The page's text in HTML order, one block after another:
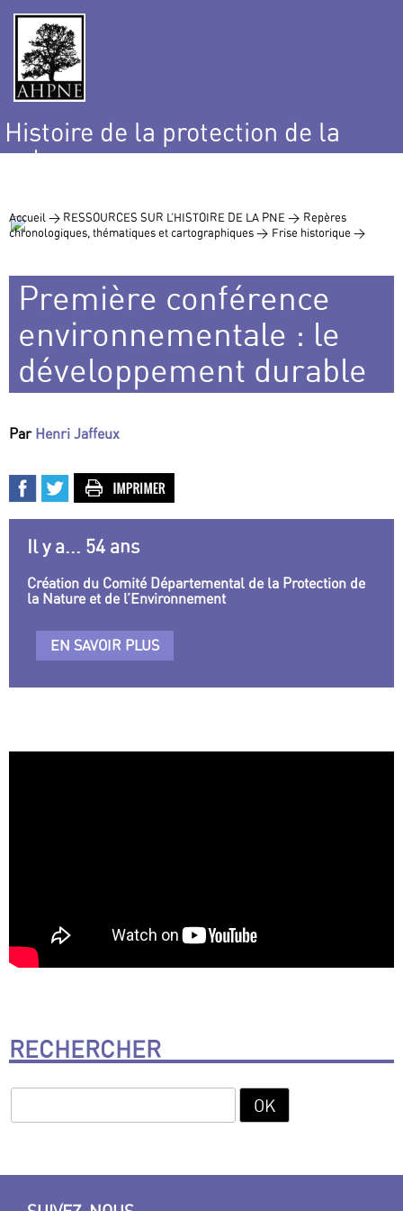
Histoire de la protection de la
nature
Accueil > RESSOURCES SUR L’HISTOIRE DE LA PNE > Repères
chronologiques, thématiques et cartographiques > Frise historique >
Première conférence
environnementale : le
développement durable
Par Henri Jaffeux
Il y a... 54 ans
Création du Comité Départemental de la Protection de
la Nature et de l’Environnement
EN SAVOIR PLUS
RECHERCHER